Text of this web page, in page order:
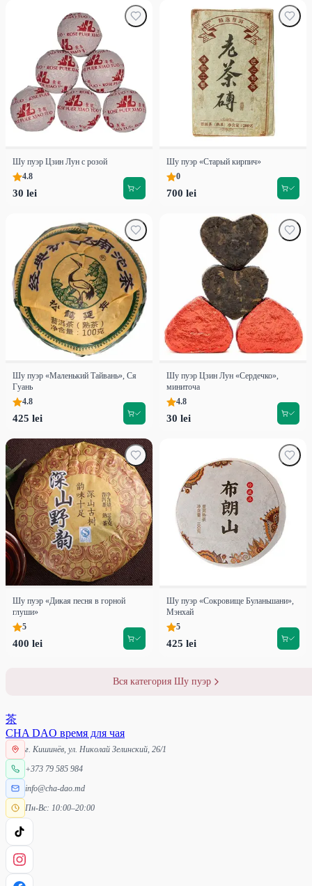
Шу пуэр Цзин Лун с розой
4.8
30 lei
Шу пуэр «Старый кирпич»
0
700 lei
Шу пуэр «Маленький Тайвань», Ся
Гуань
4.8
425 lei
Шу пуэр Цзин Лун «Сердечко»,
миниточа
4.8
30 lei
Шу пуэр «Дикая песня в горной
глуши»
5
400 lei
Шу пуэр «Сокровище Буланьшани»,
Мэнхай
5
425 lei
Вся категория Шу пуэр
茶
CHA DAO время для чая
г. Кишинёв, ул. Николай Зелинский, 26/1
+373 79 585 984
info@cha-dao.md
Пн-Вс: 10:00–20:00